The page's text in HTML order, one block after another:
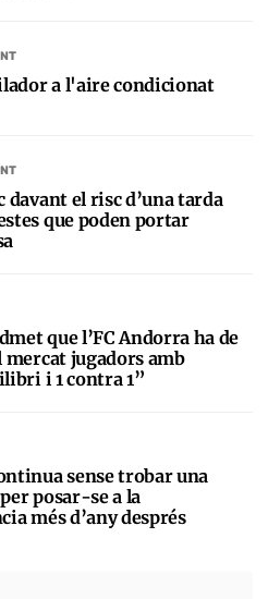
a l'aire condicionat
davant el risc d’una tarda
que poden portar
que l’FC Andorra ha de
mercat jugadors amb
i 1 contra 1”
sense trobar una
posar-se a la
més d’any després